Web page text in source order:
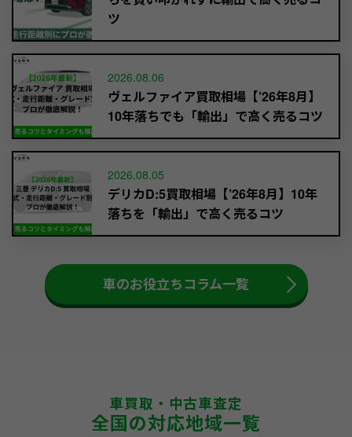
ツ
2026.08.06
ヴェルファイア買取相場【’26年8月】
10年落ちでも「輸出」で高く売るコツ
2026.08.05
デリカD:5買取相場【’26年8月】10年
落ちを「輸出」で高く売るコツ
車のお役立ちコラム一覧
車買取・中古車査定
全国の対応地域一覧